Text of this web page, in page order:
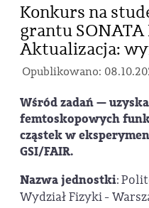
Konkurs na
grantu SONATA
Aktualizacja:
Opublikowano:
Wśród zadań —
femtoskopowych
cząstek w
GSI/FAIR.
Nazwa jednostki:
Wydział Fizyki -